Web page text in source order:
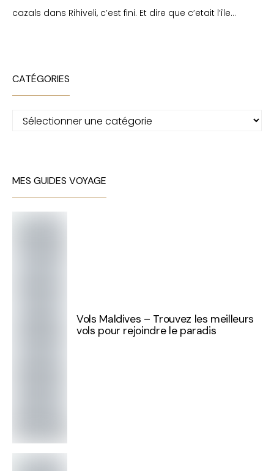
cazals dans Rihiveli, c’est fini. Et dire que c’etait l’île…
CATÉGORIES
Catégories
MES GUIDES VOYAGE
Vols Maldives – Trouvez les meilleurs
vols pour rejoindre le paradis